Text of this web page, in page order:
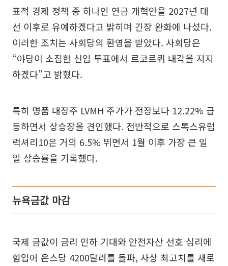
표적 경제 정책 중 하나인 연금 개혁안을 2027년 대
선 이후로 유예하겠다고 밝히며 긴장 완화에 나섰다.
이러한 조치는 사회당의 환영을 받았다. 사회당은
“야당이 소집한 신임 투표에서 르코르퀴 내각을 지지
하겠다”고 밝혔다.
특히 명품 대장주 LVMH 주가가 전장보다 12.22% 급
등하면서 상승장을 견인했다. 전반적으로 스톡스유럽
럭셔리10은 거의 6.5% 뛰면서 1월 이후 가장 큰 일
일 상승률을 기록했다.
뉴욕금값 마감
국제 금값이 금리 인하 기대와 안전자산 선호 심리에
힘입어 온스당 4200달러를 돌파, 사상 최고치를 새로